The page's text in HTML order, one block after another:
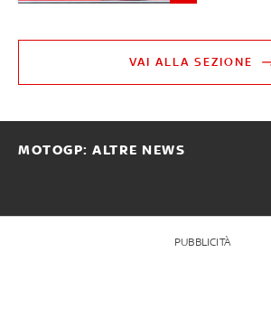
VAI ALLA SEZIONE
MOTOGP: ALTRE NEWS
PUBBLICITÀ